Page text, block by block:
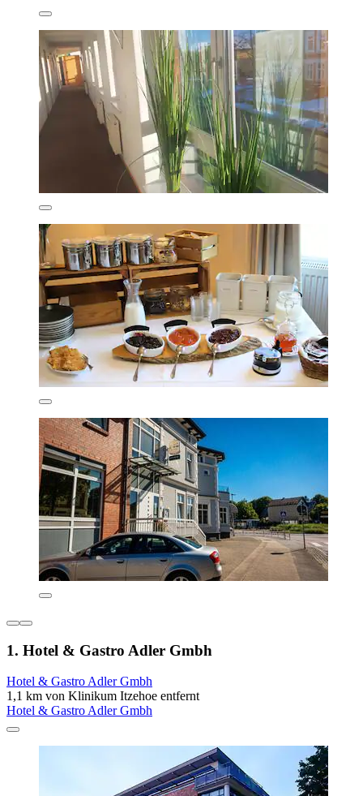
1. Hotel & Gastro Adler Gmbh
Hotel & Gastro Adler Gmbh
1,1 km von Klinikum Itzehoe entfernt
Hotel & Gastro Adler Gmbh